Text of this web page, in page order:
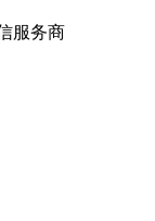
服务商